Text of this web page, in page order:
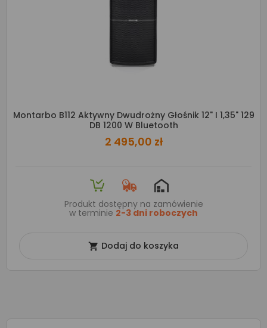
Montarbo B112 Aktywny Dwudrożny Głośnik 12" I 1,35" 129
DB 1200 W Bluetooth
2 495,00 zł
Produkt dostępny na zamówienie
w terminie 2-3 dni roboczych
 Dodaj do koszyka